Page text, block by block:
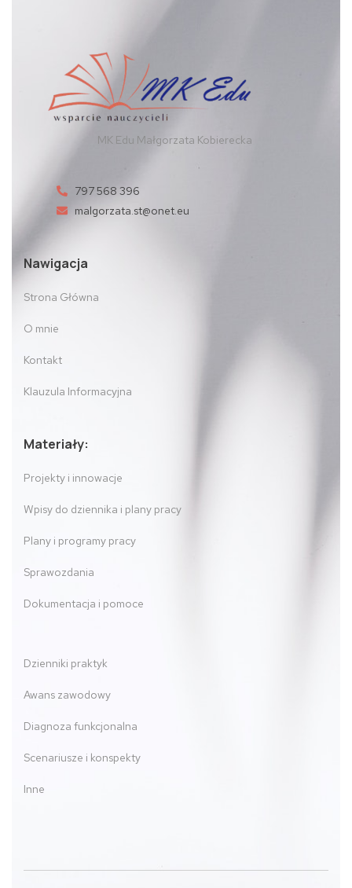
MK Edu Małgorzata Kobierecka
797 568 396
malgorzata.st@onet.eu
Nawigacja
Strona Główna
O mnie
Kontakt
Klauzula Informacyjna
Materiały:
Projekty i innowacje
Wpisy do dziennika i plany pracy
Plany i programy pracy
Sprawozdania
Dokumentacja i pomoce
Dzienniki praktyk
Awans zawodowy
Diagnoza funkcjonalna
Scenariusze i konspekty
Inne